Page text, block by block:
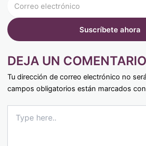
DEJA UN COMENTARIO
Tu dirección de correo electrónico no
campos obligatorios están marcados con
here..